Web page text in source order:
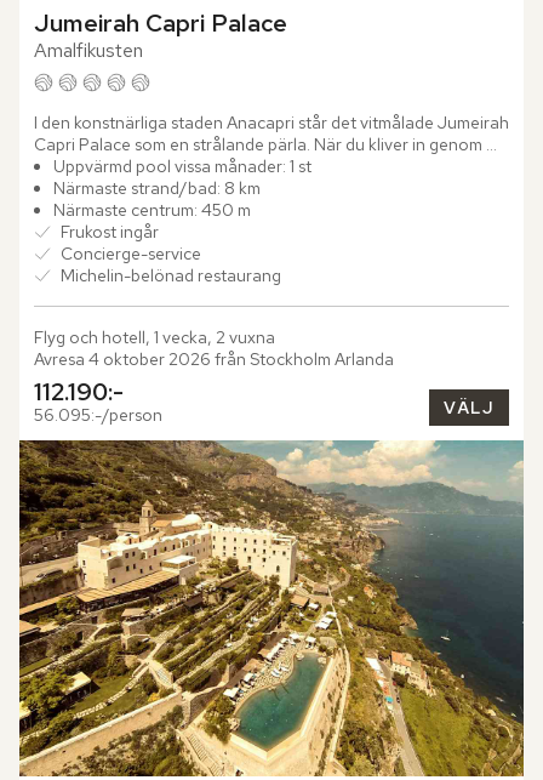
Jumeirah Capri Palace
Amalfikusten
I den konstnärliga staden Anacapri står det vitmålade Jumeirah
Capri Palace som en strålande pärla. När du kliver in genom
dörrarna möts du av "Shores of the Seas" – en imponerande...
Uppvärmd pool vissa månader: 1 st
Närmaste strand/bad: 8 km
Närmaste centrum: 450 m
Frukost ingår
Concierge-service
Michelin-belönad restaurang
Flyg och hotell, 1 vecka, 2 vuxna
Avresa 4 oktober 2026 från Stockholm Arlanda
112.190:-
56.095:-/person VÄLJ